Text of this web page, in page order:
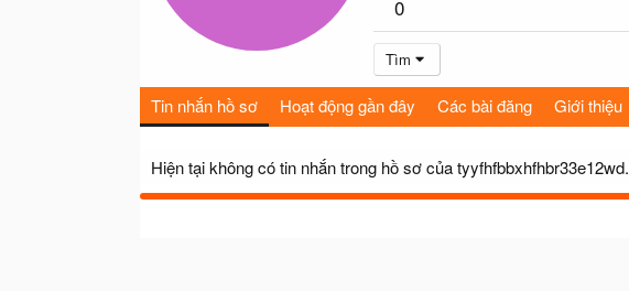
0
Tìm
Tin nhắn hồ sơ Hoạt động gần đây Các bài đăng Giới thiệu
Hiện tại không có tin nhắn trong hồ sơ của tyyfhfbbxhfhbr33e12wd.